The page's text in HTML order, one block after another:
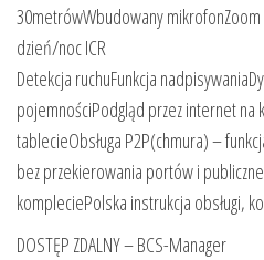
30metrówWbudowany
dzień/noc ICR
Detekcja ruchuFunkcja
pojemnościPodgląd przez internet
tablecieObsługa P2P(chmura) –
bez przekierowania portów i
kompleciePolska instrukcja obsługi,
DOSTĘP ZDALNY – BCS-Manager